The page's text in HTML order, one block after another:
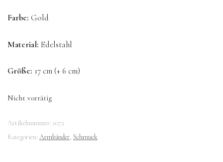
Farbe: Gold
Material: Edelstahl
Größe: 17 cm (+ 6 cm)
Nicht vorrätig
Artikelnummer: 1072
Kategorien: Armbänder, Schmuck